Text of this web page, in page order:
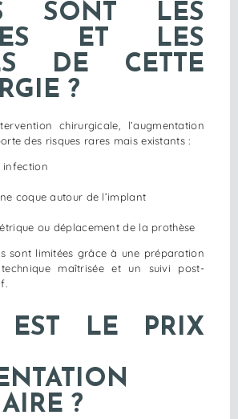
SONT LES
ET LES
DE CETTE
?
chirurgicale, l’augmentation
des risques rares mais existants :
infection
coque autour de l’implant
ou déplacement de la prothèse
sont limitées grâce à une préparation
maîtrisée et un suivi post-
EST LE PRIX
?